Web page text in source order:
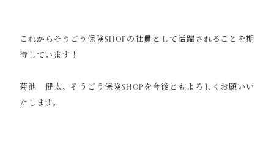
これからそうごう保険SHOPの社員として活躍されることを期
待しています！
菊池 健太、そうごう保険SHOPを今後ともよろしくお願いい
たします。